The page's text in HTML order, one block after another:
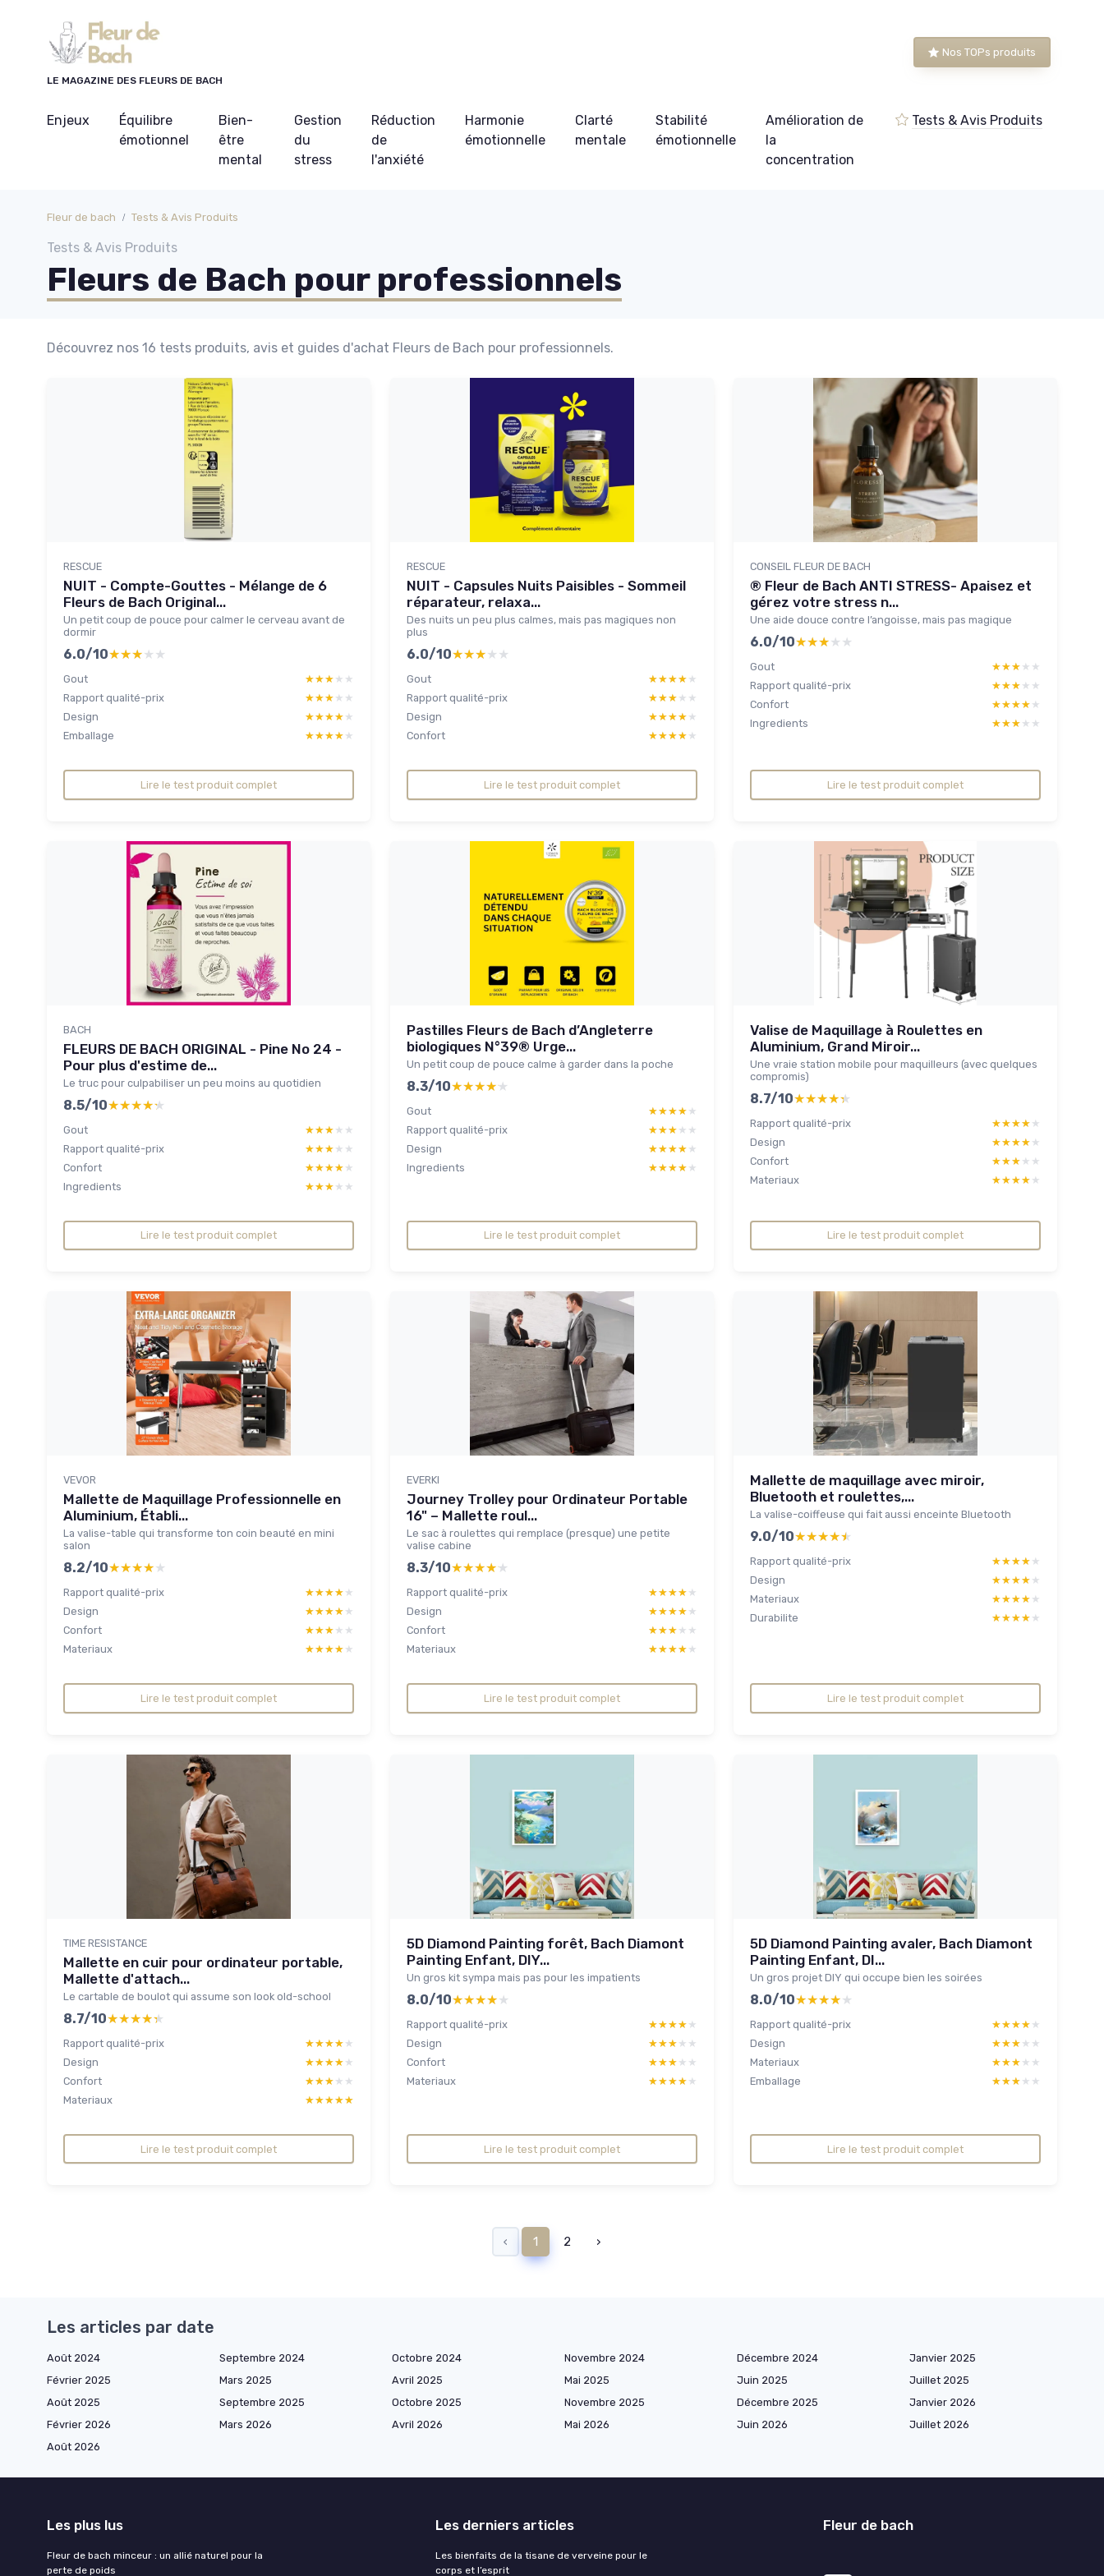
LE MAGAZINE DES FLEURS DE BACH
Nos TOPs produits
Enjeux
Équilibre
émotionnel
Bien-
être
mental
Gestion
du
stress
Réduction
de
l'anxiété
Harmonie
émotionnelle
Clarté
mentale
Stabilité
émotionnelle
Amélioration de
la
concentration
Tests & Avis Produits
Fleur de bach Tests & Avis Produits
Tests & Avis Produits
Fleurs de Bach pour professionnels
Découvrez nos 16 tests produits, avis et guides d'achat Fleurs de Bach pour professionnels.
RESCUE
NUIT - Compte-Gouttes - Mélange de 6
Fleurs de Bach Original...
Un petit coup de pouce pour calmer le cerveau avant de
dormir
6.0/10★★★★★
★★★★★
Gout ★★★★★
★★★★★
Rapport qualité-prix
★★★★★
★★★★★
Design
★★★★★
★★★★★
Emballage
★★★★★
★★★★★
Lire le test produit complet
RESCUE
NUIT - Capsules Nuits Paisibles - Sommeil
réparateur, relaxa...
Des nuits un peu plus calmes, mais pas magiques non
plus
6.0/10★★★★★
★★★★★
Gout ★★★★★
★★★★★
Rapport qualité-prix
★★★★★
★★★★★
Design
★★★★★
★★★★★
Confort
★★★★★
★★★★★
Lire le test produit complet
CONSEIL FLEUR DE BACH
® Fleur de Bach ANTI STRESS- Apaisez et
gérez votre stress n...
Une aide douce contre l’angoisse, mais pas magique
6.0/10★★★★★
★★★★★
Gout ★★★★★
★★★★★
Rapport qualité-prix
★★★★★
★★★★★
Confort
★★★★★
★★★★★
Ingredients
★★★★★
★★★★★
Lire le test produit complet
BACH
FLEURS DE BACH ORIGINAL - Pine No 24 -
Pour plus d'estime de...
Le truc pour culpabiliser un peu moins au quotidien
8.5/10★★★★★
★★★★★
Gout ★★★★★
★★★★★
Rapport qualité-prix
★★★★★
★★★★★
Confort
★★★★★
★★★★★
Ingredients
★★★★★
★★★★★
Lire le test produit complet
Pastilles Fleurs de Bach d’Angleterre
biologiques N°39® Urge...
Un petit coup de pouce calme à garder dans la poche
8.3/10★★★★★
★★★★★
Gout ★★★★★
★★★★★
Rapport qualité-prix
★★★★★
★★★★★
Design
★★★★★
★★★★★
Ingredients
★★★★★
★★★★★
Lire le test produit complet
Valise de Maquillage à Roulettes en
Aluminium, Grand Miroir...
Une vraie station mobile pour maquilleurs (avec quelques
compromis)
8.7/10★★★★★
★★★★★
Rapport qualité-prix ★★★★★
★★★★★
Design
★★★★★
★★★★★
Confort
★★★★★
★★★★★
Materiaux
★★★★★
★★★★★
Lire le test produit complet
VEVOR
Mallette de Maquillage Professionnelle en
Aluminium, Établi...
La valise-table qui transforme ton coin beauté en mini
salon
8.2/10★★★★★
★★★★★
Rapport qualité-prix ★★★★★
★★★★★
Design
★★★★★
★★★★★
Confort
★★★★★
★★★★★
Materiaux
★★★★★
★★★★★
Lire le test produit complet
EVERKI
Journey Trolley pour Ordinateur Portable
16" – Mallette roul...
Le sac à roulettes qui remplace (presque) une petite
valise cabine
8.3/10★★★★★
★★★★★
Rapport qualité-prix ★★★★★
★★★★★
Design
★★★★★
★★★★★
Confort
★★★★★
★★★★★
Materiaux
★★★★★
★★★★★
Lire le test produit complet
Mallette de maquillage avec miroir,
Bluetooth et roulettes,...
La valise-coiffeuse qui fait aussi enceinte Bluetooth
9.0/10★★★★★
★★★★★
Rapport qualité-prix ★★★★★
★★★★★
Design
★★★★★
★★★★★
Materiaux
★★★★★
★★★★★
Durabilite
★★★★★
★★★★★
Lire le test produit complet
TIME RESISTANCE
Mallette en cuir pour ordinateur portable,
Mallette d'attach...
Le cartable de boulot qui assume son look old-school
8.7/10★★★★★
★★★★★
Rapport qualité-prix ★★★★★
★★★★★
Design
★★★★★
★★★★★
Confort
★★★★★
★★★★★
Materiaux
★★★★★
★★★★★
Lire le test produit complet
5D Diamond Painting forêt, Bach Diamont
Painting Enfant, DIY...
Un gros kit sympa mais pas pour les impatients
8.0/10★★★★★
★★★★★
Rapport qualité-prix ★★★★★
★★★★★
Design
★★★★★
★★★★★
Confort
★★★★★
★★★★★
Materiaux
★★★★★
★★★★★
Lire le test produit complet
5D Diamond Painting avaler, Bach Diamont
Painting Enfant, DI...
Un gros projet DIY qui occupe bien les soirées
8.0/10★★★★★
★★★★★
Rapport qualité-prix ★★★★★
★★★★★
Design
★★★★★
★★★★★
Materiaux
★★★★★
★★★★★
Emballage
★★★★★
★★★★★
Lire le test produit complet
‹ 1 2 ›
Les articles par date
Août 2024 Septembre 2024 Octobre 2024 Novembre 2024 Décembre 2024
Janvier 2025
Février 2025
Mars 2025 Avril 2025 Mai 2025 Juin 2025
Juillet 2025
Août 2025
Septembre 2025 Octobre 2025 Novembre 2025 Décembre 2025
Janvier 2026
Février 2026
Mars 2026 Avril 2026 Mai 2026 Juin 2026
Juillet 2026
Août 2026
Les plus lus
Fleur de bach minceur : un allié naturel pour la
perte de poids
Les derniers articles
Les bienfaits de la tisane de verveine pour le
corps et l’esprit
Fleur de bach